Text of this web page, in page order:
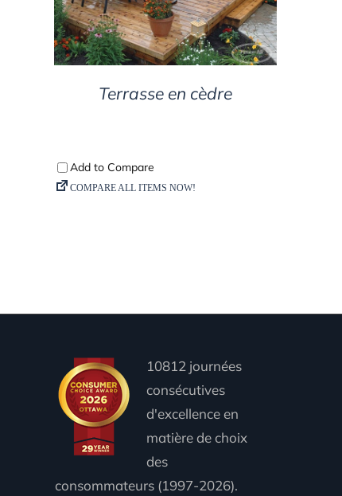
Terrasse en cèdre
10812 journées
consécutives
d'excellence en
matière de choix
des
consommateurs (1997-2026).